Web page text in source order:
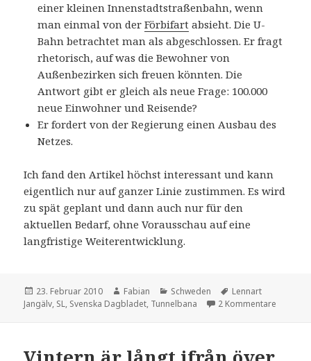
einer kleinen Innenstadtstraßenbahn, wenn
man einmal von derFörbifart absieht. Die U-
Bahn betrachtet man als abgeschlossen. Er fragt
rhetorisch, auf was die Bewohner von
Außenbezirken sich freuen könnten. Die
Antwort gibt er gleich als neue Frage: 100.000
neue Einwohner und Reisende?
Er fordert von der Regierung einen Ausbau des
Netzes.
Ich fand den Artikel höchst interessant und kann
eigentlich nur auf ganzer Linie zustimmen. Es wird
zu spät geplant und dann auch nur für den
aktuellen Bedarf, ohne Vorausschau auf eine
langfristige Weiterentwicklung.
Veröffentlicht
am
23. Februar 2010 Autor
Fabian Kategorien
Schweden Schlagwörter
Lennart
Jangälv, SL, Svenska Dagbladet, Tunnelbana 2 Kommentare